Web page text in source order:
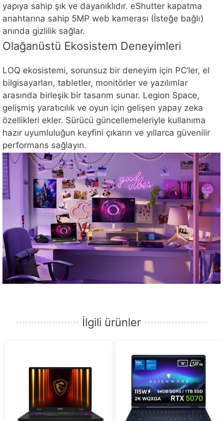
yapıya sahip şık ve dayanıklıdır. eShutter kapatma
anahtarına sahip 5MP web kamerası (İsteğe bağlı)
anında gizlilik sağlar.
Olağanüstü Ekosistem Deneyimleri
LOQ ekosistemi, sorunsuz bir deneyim için PC’ler, el
bilgisayarları, tabletler, monitörler ve yazılımlar
arasında birleşik bir tasarım sunar. Legion Space,
gelişmiş yaratıcılık ve oyun için gelişen yapay zeka
özellikleri ekler. Sürücü güncellemeleriyle kullanıma
hazır uyumluluğun keyfini çıkarın ve yıllarca güvenilir
performans sağlayın.
İlgili ürünler